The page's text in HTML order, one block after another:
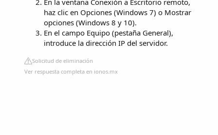
En la ventana Conexión a Escritorio remoto,
haz clic en Opciones (Windows 7) o Mostrar
opciones (Windows 8 y 10).
En el campo Equipo (pestaña General),
introduce la dirección IP del servidor.
Solicitud de eliminación
Ver respuesta completa en ionos.mx